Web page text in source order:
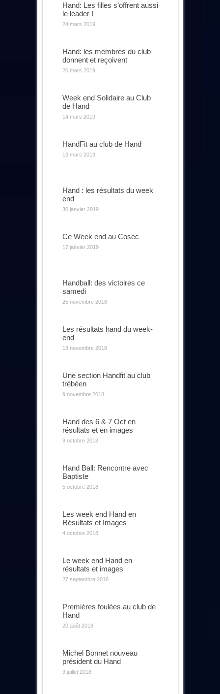
Hand: Les filles s’offrent aussi
le leader !
24 mars 2019
Hand: les membres du club
donnent et reçoivent
20 mars 2019
Week end Solidaire au Club
de Hand
14 mars 2019
HandFit au club de Hand
13 mars 2019
Hand : les résultats du week
end
30 janvier 2019
Ce Week end au Cosec
17 janvier 2019
Handball: des victoires ce
samedi
25 novembre 2018
Les résultats hand du week-
end
19 novembre 2018
Une section Handfit au club
trébéen
9 novembre 2018
Hand des 6 & 7 Oct en
résultats et en images
9 octobre 2018
Hand Ball: Rencontre avec
Baptiste
5 octobre 2018
Les week end Hand en
Résultats et Images
4 octobre 2018
Le week end Hand en
résultats et images
27 septembre 2018
Premières foulées au club de
Hand
20 août 2018
Michel Bonnet nouveau
président du Hand
9 juillet 2018